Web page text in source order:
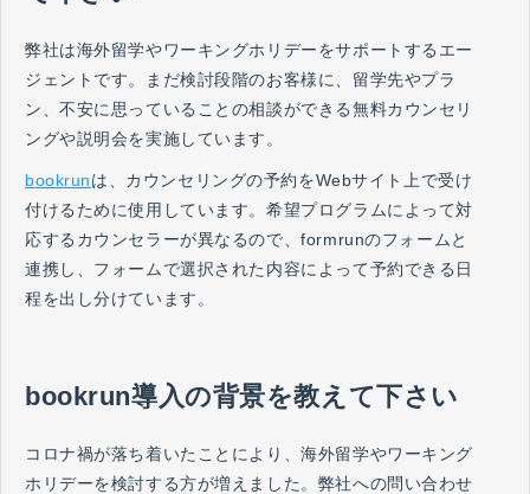
弊社は海外留学やワーキングホリデーをサポートするエー
ジェントです。まだ検討段階のお客様に、留学先やプラ
ン、不安に思っていることの相談ができる無料カウンセリ
ングや説明会を実施しています。
bookrunは、カウンセリングの予約をWebサイト上で受け
付けるために使用しています。希望プログラムによって対
応するカウンセラーが異なるので、formrunのフォームと
連携し、フォームで選択された内容によって予約できる日
程を出し分けています。
bookrun導入の背景を教えて下さい
コロナ禍が落ち着いたことにより、海外留学やワーキング
ホリデーを検討する方が増えました。弊社への問い合わせ